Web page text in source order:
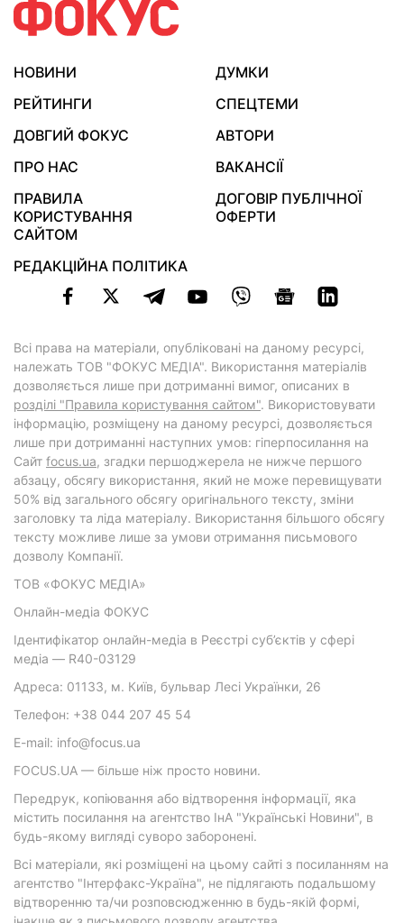
НОВИНИ
ДУМКИ
РЕЙТИНГИ
СПЕЦТЕМИ
ДОВГИЙ ФОКУС
АВТОРИ
ПРО НАС
ВАКАНСІЇ
ПРАВИЛА
КОРИСТУВАННЯ
САЙТОМ
ДОГОВІР ПУБЛІЧНОЇ
ОФЕРТИ
РЕДАКЦІЙНА ПОЛІТИКА
Всі права на матеріали, опубліковані на даному ресурсі,
належать ТОВ "ФОКУС МЕДІА". Використання матеріалів
дозволяється лише при дотриманні вимог, описаних в
розділі "Правила користування сайтом". Використовувати
інформацію, розміщену на даному ресурсі, дозволяється
лише при дотриманні наступних умов: гіперпосилання на
Cайт focus.ua, згадки першоджерела не нижче першого
абзацу, обсягу використання, який не може перевищувати
50% від загального обсягу оригінального тексту, зміни
заголовку та ліда матеріалу. Використання більшого обсягу
тексту можливе лише за умови отримання письмового
дозволу Компанії.
ТОВ «ФОКУС МЕДІА»
Онлайн-медіа ФОКУС
Ідентифікатор онлайн-медіа в Реєстрі суб’єктів у сфері
медіа — R40-03129
Адреса: 01133, м. Київ, бульвар Лесі Українки, 26
Телефон: +38 044 207 45 54
E-mail: info@focus.ua
FOCUS.UA — більше ніж просто новини.
Передрук, копіювання або відтворення інформації, яка
містить посилання на агентство ІнА "Українські Новини", в
будь-якому вигляді суворо заборонені.
Всі матеріали, які розміщені на цьому сайті з посиланням на
агентство "Інтерфакс-Україна", не підлягають подальшому
відтворенню та/чи розповсюдженню в будь-якій формі,